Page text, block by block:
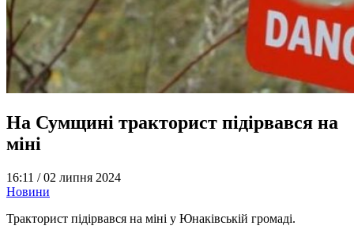
На Сумщині тракторист підірвався на
міні
16:11 /02 липня 2024
Новини
Тракторист підірвався на міні у Юнаківській громаді.